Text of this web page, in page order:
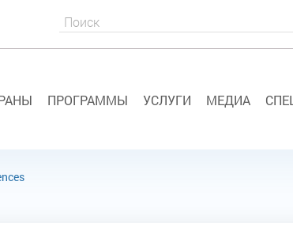
ПРОГРАММЫ УСЛУГИ МЕДИА